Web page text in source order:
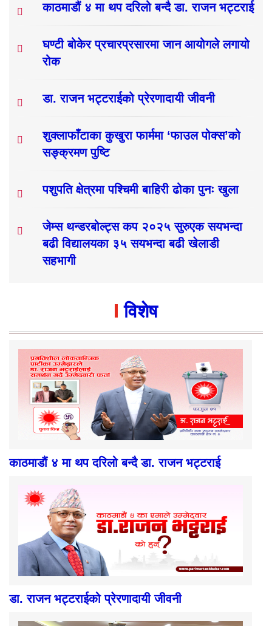
काठमाडौं ४ मा थप दरिलो बन्दै डा. राजन भट्टराई
घण्टी बोकेर प्रचारप्रसारमा जान आयोगले लगायो
रोक
डा. राजन भट्टराईको प्रेरणादायी जीवनी
शुक्लाफाँटाका कुखुरा फार्ममा ‘फाउल पोक्स’को
सङ्क्रमण पुष्टि
पशुपति क्षेत्रमा पश्चिमी बाहिरी ढोका पुनः खुला
जेम्स थन्डरबोल्ट्स कप २०२५ सुरुएक सयभन्दा
बढी विद्यालयका ३५ सयभन्दा बढी खेलाडी
सहभागी
विशेष
काठमाडौं ४ मा थप दरिलो बन्दै डा. राजन भट्टराई
डा. राजन भट्टराईको प्रेरणादायी जीवनी